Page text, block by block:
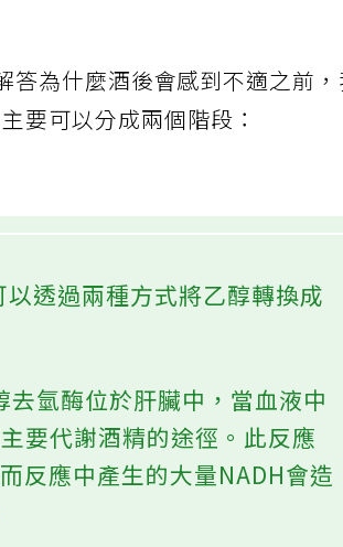
為什麼酒後會感到不適之前
要可以分成兩個階段：
透過兩種方式將乙醇轉換成
去氫酶位於肝臟中，當血液中
要代謝酒精的途徑。此反應
反應中產生的大量NADH會造